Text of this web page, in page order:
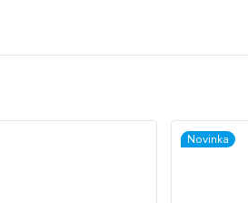
Novinka